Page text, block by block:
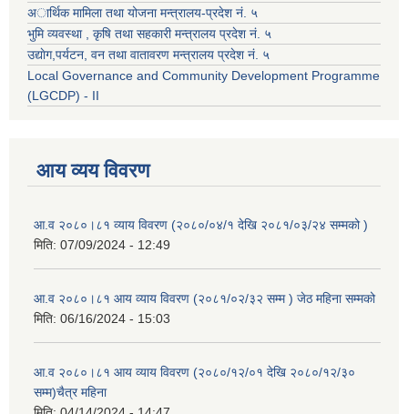
अार्थिक मामिला तथा योजना मन्त्रालय-प्रदेश नं. ५
भुमि व्यवस्था , कृषि तथा सहकारी मन्त्रालय प्रदेश नं. ५
उद्याेग,पर्यटन, वन तथा वातावरण मन्त्रालय प्रदेश नं. ५
Local Governance and Community Development Programme
(LGCDP) - II
आय व्यय विवरण
आ.व २०८०।८१ व्याय विवरण (२०८०/०४/१ देखि २०८१/०३/२४ सम्मको )
मिति: 07/09/2024 - 12:49
आ.व २०८०।८१ आय व्याय विवरण (२०८१/०२/३२ सम्म ) जेठ महिना सम्मको
मिति: 06/16/2024 - 15:03
आ.व २०८०।८१ आय व्याय विवरण (२०८०/१२/०१ देखि २०८०/१२/३०
सम्म)चैत्र महिना